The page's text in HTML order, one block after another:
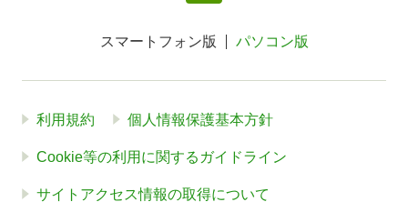
スマートフォン版 パソコン版
利用規約 個人情報保護基本方針
Cookie等の利用に関するガイドライン
サイトアクセス情報の取得について